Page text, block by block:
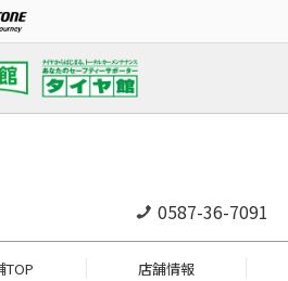
0587-36-7091
TOP 店舗情報